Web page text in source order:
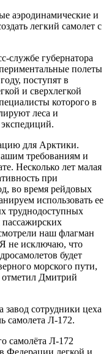
аэродинамические и
легкий самолет с
службе губернатора
полеты
поступят в
и сверхлегкой
которого в
леса и
для Арктики.
требованиям и
Несколько лет малая
при
во время рейдовых
использовать ее
труднодоступных
пассажирских
наш флагман
не исключаю, что
будет
морского пути,
отметил Дмитрий
завод сотрудники цеха
самолета Л-172.
самолёта Л-172
Федерации легкой и